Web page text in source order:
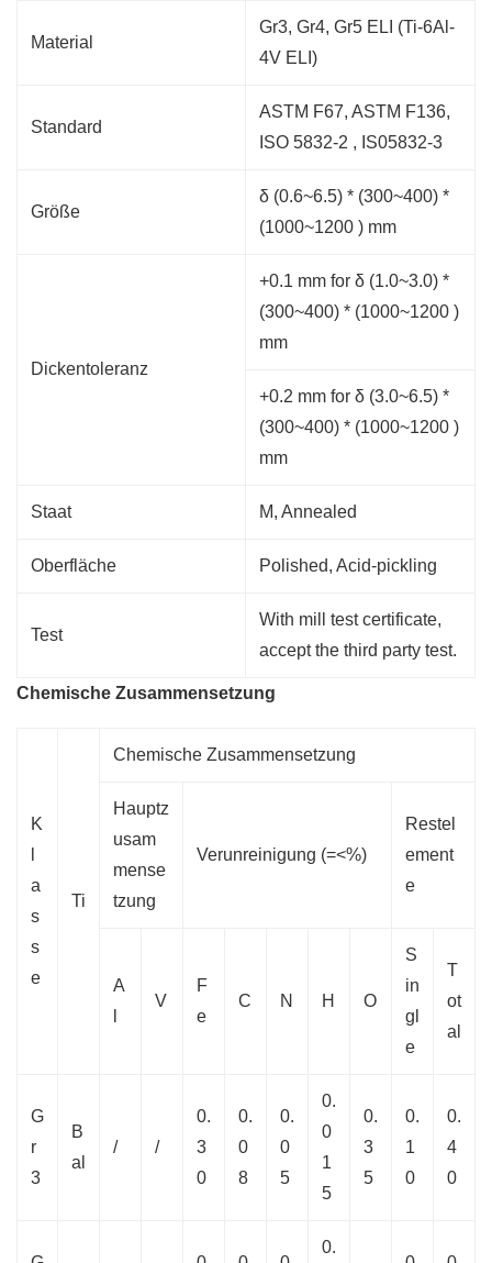
Material
Gr3, Gr4, Gr5 ELI (Ti-6Al-
4V ELI)
Standard
ASTM F67, ASTM F136,
ISO 5832-2 , IS05832-3
Größe
δ (0.6~6.5) * (300~400) *
(1000~1200 ) mm
Dickentoleranz
+0.1 mm for δ (1.0~3.0) *
(300~400) * (1000~1200 )
mm
+0.2 mm for δ (3.0~6.5) *
(300~400) * (1000~1200 )
mm
Staat M, Annealed
Oberfläche Polished, Acid-pickling
Test
With mill test certificate,
accept the third party test.
Chemische Zusammensetzung
K
a
s
s
e
Ti
Chemische Zusammensetzung
Hauptz
usam
mense
tzung
Verunreinigung (=<%)
Restel
ement
e
A
V
F
e
C N H O
S
in
gl
e
T
ot
al
G
r
3
B
al
/ /
0.
3
0
0.
0
8
0.
0
5
0.
0
1
5
0.
3
5
0.
1
0
0.
4
0
0.